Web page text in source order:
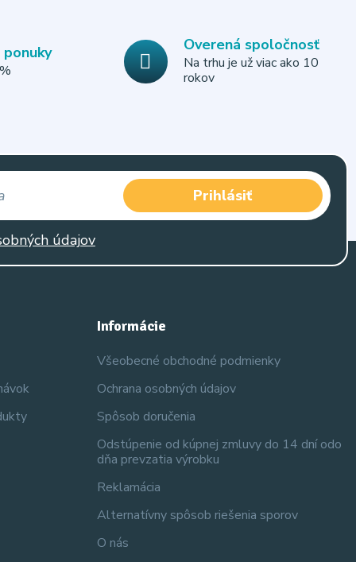
Overená spoločnosť
Na trhu je už viac ako 10
rokov
Prihlásiť
údajov
Informácie
Všeobecné obchodné podmienky
Ochrana osobných údajov
Spôsob doručenia
Odstúpenie od kúpnej zmluvy do 14 dní odo
dňa prevzatia výrobku
Reklamácia
Alternatívny spôsob riešenia sporov
O nás